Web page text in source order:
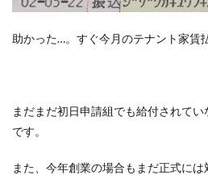
助かった…。すぐ今月のテナント家賃
まだまだ初日申請組でも給付されて
です。
また、今年創業の場合もまだ正式には